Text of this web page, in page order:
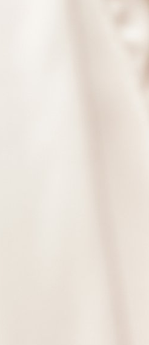
Ce projet de
d’analyser les
comportementaux
l’adoption de
L’économie de la
remplacée par la mise à
dématérialiser l’activité
changements de nature
technico-juridico-
propose, en partant de
les obstacles au